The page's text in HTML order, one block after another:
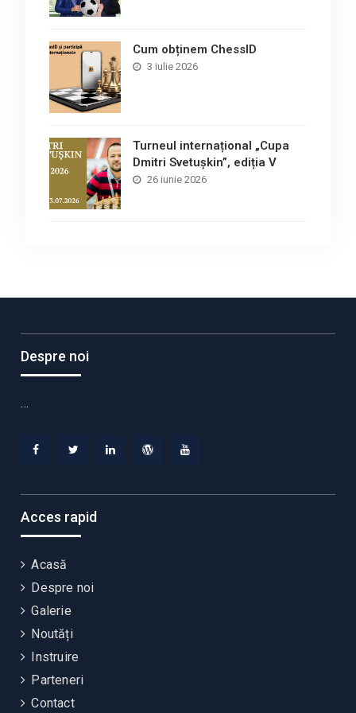
Cum obținem ChessID
3 iulie 2026
Turneul internațional „Cupa
Dmitri Svetușkin”, ediția V
26 iunie 2026
Despre noi
…
Acces rapid
Acasă
Despre noi
Galerie
Noutăți
Instruire
Parteneri
Contact